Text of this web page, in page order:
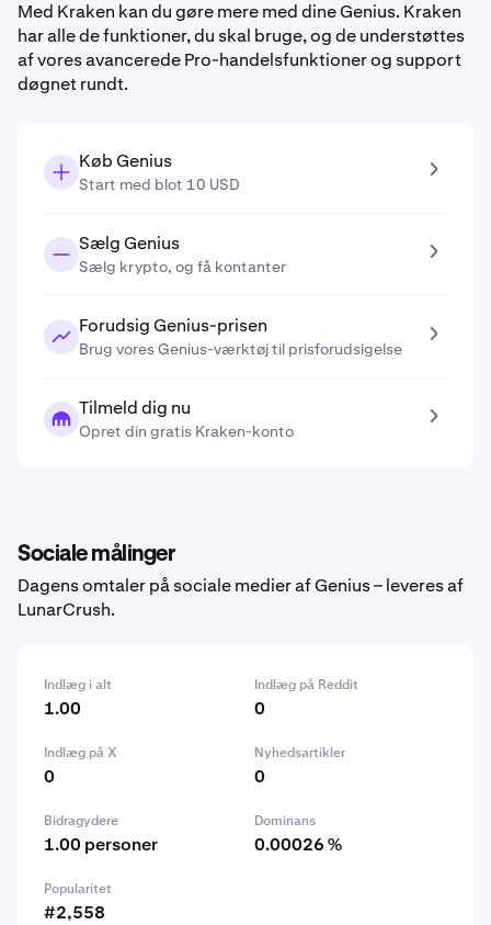
Med Kraken kan du gøre mere med dine Genius. Kraken
har alle de funktioner, du skal bruge, og de understøttes
af vores avancerede Pro-handelsfunktioner og support
døgnet rundt.
Køb Genius
Start med blot 10 USD
Sælg Genius
Sælg krypto, og få kontanter
Forudsig Genius-prisen
Brug vores Genius-værktøj til prisforudsigelse
Tilmeld dig nu
Opret din gratis Kraken-konto
Sociale målinger
Dagens omtaler på sociale medier af Genius – leveres af
LunarCrush.
Indlæg i alt
1.00
Indlæg på Reddit
0
Indlæg på X
0
Nyhedsartikler
0
Bidragydere
1.00 personer
Dominans
0.00026 %
Popularitet
#2,558